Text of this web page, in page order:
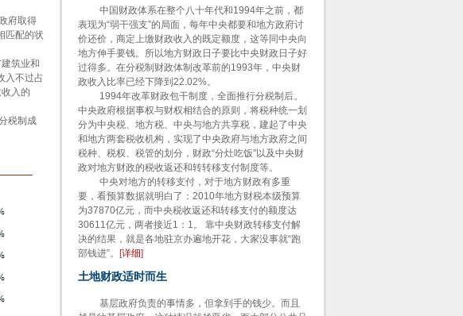
府取得
匹配的状
筑业和
入不过占
入的
税制成
中国财政体系在整个八十年代和1994年之前，都
表现为“弱干强支”的局面，每年中央都要和地方政府讨
价还价，商定上缴财政收入的既定额度，这等同中央向
地方伸手要钱。所以地方财政日子要比中央财政日子好
过得多。在分税制财政体制改革前的1993年，中央财
政收入比率已经下降到22.02%。
1994年改革财政包干制度，全面推行分税制后。
中央政府根据事权与财权相结合的原则，将税种统一划
分为中央税、地方税、中央与地方共享税，建起了中央
和地方两套税收机构，实现了中央政府与地方政府之间
税种、税权、税管的划分，财政“分灶吃饭”以及中央财
政对地方财政的税收返还和转转移支付制度等。
中央对地方的转移支付，对于地方财政有多重
要，看预算数据就明白了：2010年地方财税本级预算
为37870亿元，而中央税收返还和转移支付的额度达
30611亿元，两者接近1：1。 靠中央财政转移支付解
决的结果，就是各地驻京办遍地开花，大家没事就“跑
部钱进”。
[详细]
土地财政适时而生
基层政府负责的事情多，但拿到手的钱少。而且